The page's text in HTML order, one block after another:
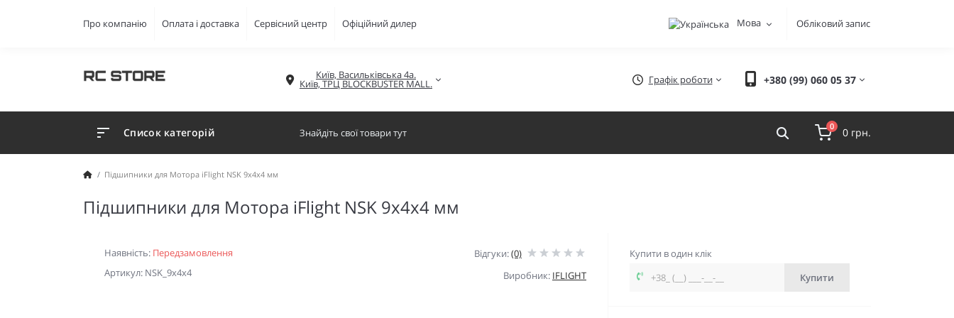
Про компанію Оплата і доставка Сервісний центр Офіційний дилер Мова Обліковий запис
Київ, Васильківська 4а.
Київ, ТРЦ BLOCKBUSTER MALL. Графік роботи +380 (99) 060 05 37
Список категорій 0 0 грн.
Підшипники для Мотора iFlight NSK 9x4x4 мм
Підшипники для Мотора iFlight NSK 9x4x4 мм
Наявність: Передзамовлення
Артикул: NSK_9x4x4
Відгуки:(0)
Виробник: IFLIGHT
Купити в один клік
Купити